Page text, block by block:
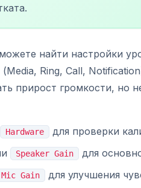
найти настройки
Ring, Call,
прирост громкости, но
Hardware
для проверки
Speaker Gain
для
Mic Gain для улучшения